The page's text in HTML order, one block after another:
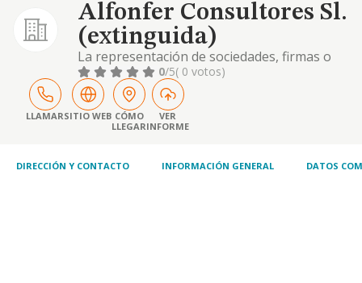
Alfonfer Consultores Sl.
(extinguida)
La representación de sociedades, firmas o
personas físicas nacionales o extranjeras,
bien sea para actuar dentro de españa o en
el extranjero. -el asesoramiento tecnico a
otras empresas; la realización de estudios
por cuentapropia o ajena sobre toda clase
0/5( 0 votos)
LLAMARSITIO WEB CÓMO
LLEGAR
VER
INFORME
DIRECCIÓN Y CONTACTO INFORMACIÓN GENERAL DATOS